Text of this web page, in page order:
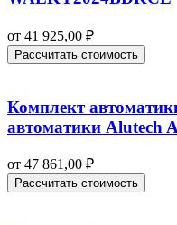
от 41 925,00 ₽
Рассчитать стоимость
Комплект
автоматики Alutech
от 47 861,00 ₽
Рассчитать стоимость